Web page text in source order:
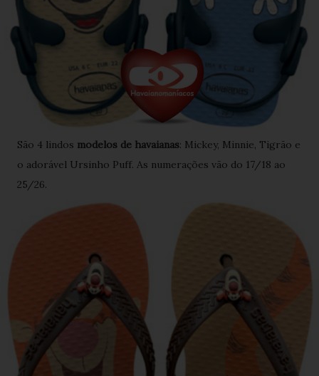
São 4 lindos modelos de havaianas: Mickey, Minnie, Tigrão e
o adorável Ursinho Puff. As numerações vão do 17/18 ao
25/26.